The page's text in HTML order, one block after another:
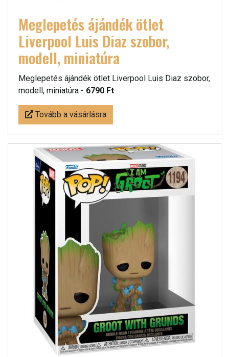
Meglepetés ájándék ötlet
Liverpool Luis Diaz szobor,
modell, miniatúra
Meglepetés ájándék ötlet Liverpool Luis Diaz szobor,
modell, miniatúra - 6790 Ft
Tovább a vásárlásra